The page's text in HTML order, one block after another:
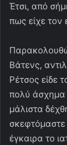
Έτσι, από
πως είχε τον
Βάτενς,
Ρέτσος είδε
πολύ άσχημα
μάλιστα
σκεφτόμαστε
έγκαιρα το